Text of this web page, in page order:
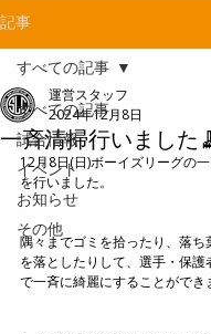
記事
すべての記事
試合情報
イベント
お知らせ
その他
すべての記事
一斉清掃行いました
運営スタッフ
2024年12月8日
12月8日(日)ボーイズリーグの
を行いました。
隅々までゴミを拾ったり、落
を落としたりして、選手・保
で一斉に綺麗にすることができ